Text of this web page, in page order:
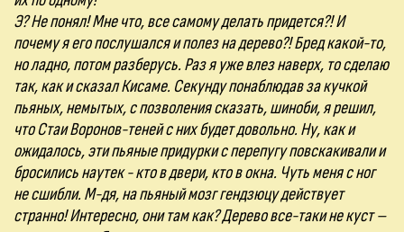
Э? Не понял! Мне что, все самому делать придется?! И
почему я его послушался и полез на дерево?! Бред какой-то,
но ладно, потом разберусь. Раз я уже влез наверх, то сделаю
так, как и сказал Кисаме. Секунду понаблюдав за кучкой
пьяных, немытых, с позволения сказать, шиноби, я решил,
что Стаи Воронов-теней с них будет довольно. Ну, как и
ожидалось, эти пьяные придурки с перепугу повскакивали и
бросились наутек - кто в двери, кто в окна. Чуть меня с ног
не сшибли. М-дя, на пьяный мозг гендзюцу действует
странно! Интересно, они там как? Дерево все-таки не куст –